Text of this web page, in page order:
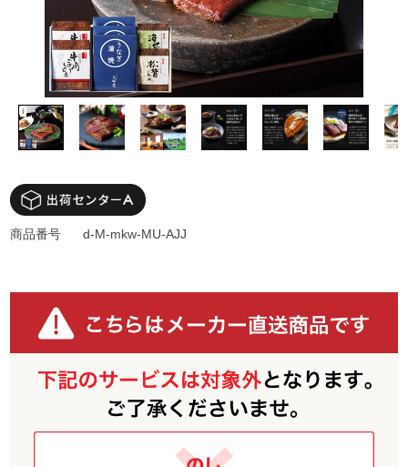
商品番号 d-M-mkw-MU-AJJ